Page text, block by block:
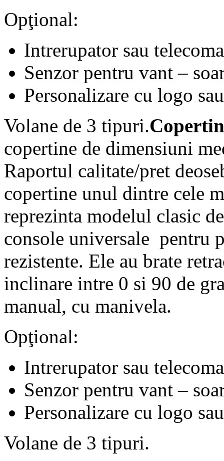
Opţional:
Intrerupator sau
Senzor pentru vant –
Personalizare cu logo
Volane de 3 tipuri.
copertine de dimensiuni
Raportul calitate/pret
copertine unul dintre cele
reprezinta modelul clasic
console universale pentru
rezistente. Ele au brate
inclinare intre 0 si 90 de
manual, cu manivela.
Opţional:
Intrerupator sau
Senzor pentru vant –
Personalizare cu logo
Volane de 3 tipuri.